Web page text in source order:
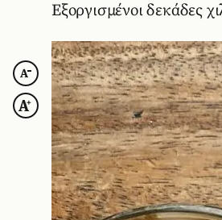
Εξοργισμένοι δεκάδες